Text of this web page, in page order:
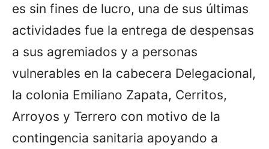
es sin fines de lucro, una de sus últimas
actividades fue la entrega de despensas
a sus agremiados y a personas
vulnerables en la cabecera Delegacional,
la colonia Emiliano Zapata, Cerritos,
Arroyos y Terrero con motivo de la
contingencia sanitaria apoyando a